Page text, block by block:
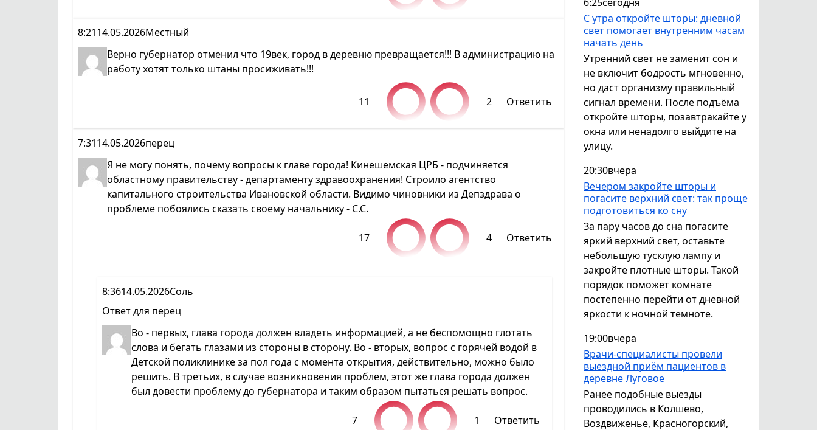
С утра откройте шторы: дневной
свет помогает внутренним часам
начать день
Утренний свет не заменит сон и
не включит бодрость мгновенно,
но даст организму правильный
сигнал времени. После подъёма
откройте шторы, позавтракайте у
окна или ненадолго выйдите на
улицу.
20:30вчера
Вечером закройте шторы и
погасите верхний свет: так проще
подготовиться ко сну
За пару часов до сна погасите
яркий верхний свет, оставьте
небольшую тусклую лампу и
закройте плотные шторы. Такой
порядок поможет комнате
постепенно перейти от дневной
яркости к ночной темноте.
19:00вчера
Врачи-специалисты провели
выездной приём пациентов в
деревне Луговое
Ранее подобные выезды
проводились в Колшево,
Воздвиженье, Красногорский,
8:2114.05.2026Местный
Верно губернатор отменил что 19век, город в деревню превращается!!! В администрацию на
работу хотят только штаны просиживать!!!
11 2 Ответить
7:3114.05.2026перец
Я не могу понять, почему вопросы к главе города! Кинешемская ЦРБ - подчиняется
областному правительству - департаменту здравоохранения! Строило агентство
капитального строительства Ивановской области. Видимо чиновники из Депздрава о
проблеме побоялись сказать своему начальнику - С.С.
17 4 Ответить
8:3614.05.2026Соль
Ответ для перец
Во - первых, глава города должен владеть информацией, а не беспомощно глотать
слова и бегать глазами из стороны в сторону. Во - вторых, вопрос с горячей водой в
Детской поликлинике за пол года с момента открытия, действительно, можно было
решить. В третьих, в случае возникновения проблем, этот же глава города должен
был довести проблему до губернатора и таким образом пытаться решать вопрос.
7 1 Ответить